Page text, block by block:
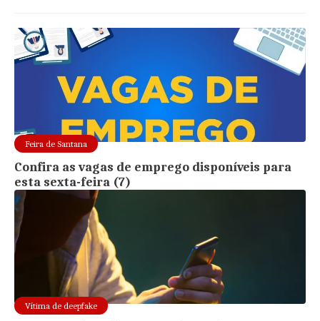
Feira de Santana
Confira as vagas de emprego disponíveis para
esta sexta-feira (7)
Vítima de deepfake